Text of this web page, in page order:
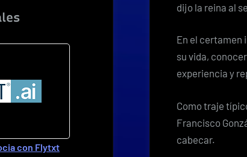
dijo la reina al
En el certamen
su vida,
experiencia y
Como traje
Francisco
cabecar.
con Flytxt